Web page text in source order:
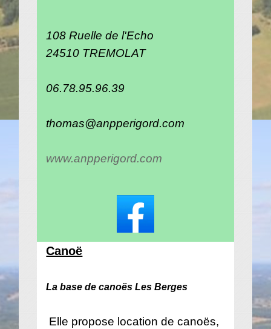
108 Ruelle de l'Echo
24510 TREMOLAT
06.78.95.96.39
thomas@anpperigord.com
www.anpperigord.com
Canoë
La base de canoës Les Berges
​​​​​​Elle propose location de canoës,